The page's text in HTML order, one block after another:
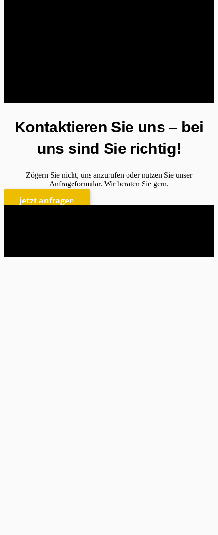
Kontaktieren Sie uns – bei
uns sind Sie richtig!
Zögern Sie nicht, uns anzurufen oder nutzen Sie unser
Anfrageformular. Wir beraten Sie gern.
jetzt anfragen